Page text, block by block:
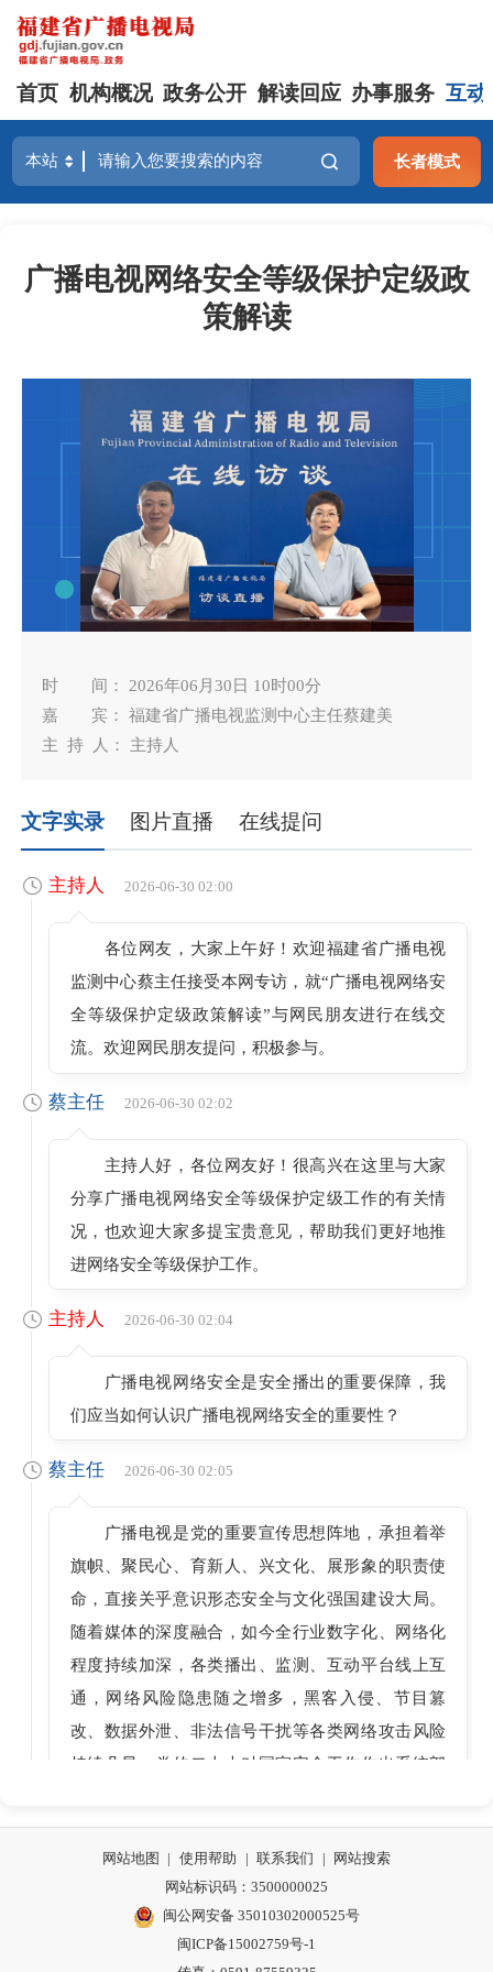
首页 机构概况 政务公开 解读回应 办事服务 互动
长者模式
广播电视网络安全等级保护定级政
策解读
时 间： 2026年06月30日 10时00分
嘉 宾： 福建省广播电视监测中心主任蔡建美
主 持 人： 主持人
文字实录 图片直播 在线提问
主持人 2026-06-30 02:00
各位网友，大家上午好！欢迎福建省广播电视
监测中心蔡主任接受本网专访，就“广播电视网络安
全等级保护定级政策解读”与网民朋友进行在线交
流。欢迎网民朋友提问，积极参与。
蔡主任 2026-06-30 02:02
主持人好，各位网友好！很高兴在这里与大家
分享广播电视网络安全等级保护定级工作的有关情
况，也欢迎大家多提宝贵意见，帮助我们更好地推
进网络安全等级保护工作。
主持人 2026-06-30 02:04
广播电视网络安全是安全播出的重要保障，我
们应当如何认识广播电视网络安全的重要性？
蔡主任 2026-06-30 02:05
广播电视是党的重要宣传思想阵地，承担着举
旗帜、聚民心、育新人、兴文化、展形象的职责使
命，直接关乎意识形态安全与文化强国建设大局。
随着媒体的深度融合，如今全行业数字化、网络化
程度持续加深，各类播出、监测、互动平台线上互
通，网络风险隐患随之增多，黑客入侵、节目篡
改、数据外泄、非法信号干扰等各类网络攻击风险
持续凸显。党的二十大对国家安全工作作出系统部
化，也为我们做好广电行业网络安全工作划定了根
本遵循、赋予了刚性职责。
2026-06-30 02:09
网站地图 | 使用帮助 | 联系我们 |
网站搜索
网站标识码：3500000025
闽公网安备 35010302000525号
闽ICP备15002759号-1